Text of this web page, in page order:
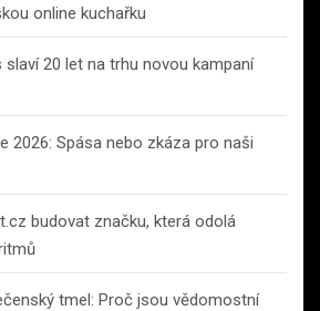
online kuchařku
20 let na trhu novou kampaní
2026: Spása nebo zkáza pro naši
budovat značku, která odolá
tmel: Proč jsou vědomostní